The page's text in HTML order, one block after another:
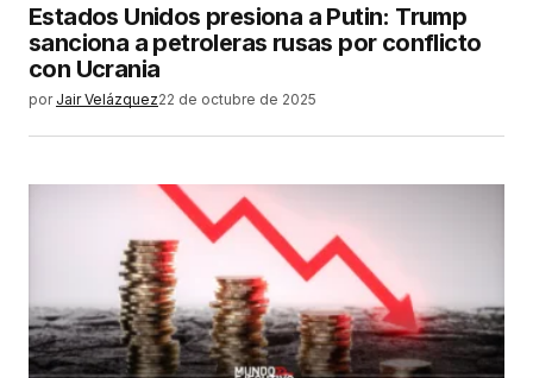
Estados Unidos presiona a Putin: Trump
sanciona a petroleras rusas por conflicto
con Ucrania
por Jair Velázquez22 de octubre de 2025